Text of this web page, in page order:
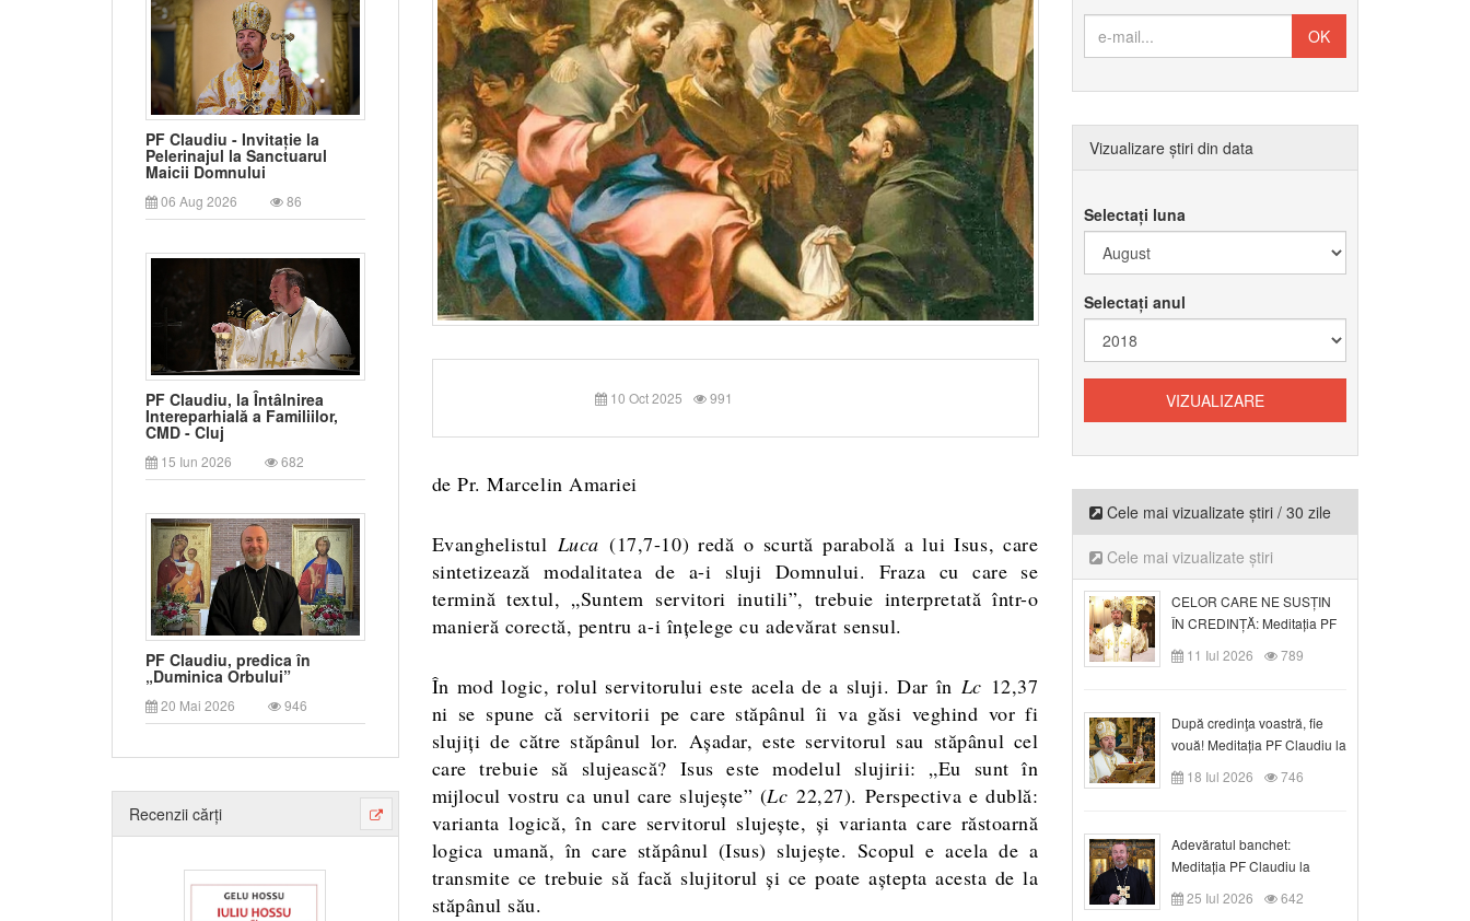
PF Claudiu - Invitație la
Pelerinajul la Sanctuarul
Maicii Domnului
06 Aug 2026 86
PF Claudiu, la Întâlnirea
Intereparhială a Familiilor,
CMD - Cluj
15 Iun 2026 682
PF Claudiu, predica în
„Duminica Orbului”
20 Mai 2026 946
Recenzii cărți
10 Oct 2025 991
de Pr. Marcelin Amariei
Evanghelistul Luca (17,7-10) redă o scurtă parabolă a lui Isus, care
sintetizează modalitatea de a-i sluji Domnului. Fraza cu care se
termină textul, „Suntem servitori inutili”, trebuie interpretată într-o
manieră corectă, pentru a-i înțelege cu adevărat sensul.
În mod logic, rolul servitorului este acela de a sluji. Dar în Lc 12,37
ni se spune că servitorii pe care stăpânul îi va găsi veghind vor fi
slujiți de către stăpânul lor. Așadar, este servitorul sau stăpânul cel
care trebuie să slujească? Isus este modelul slujirii: „Eu sunt în
mijlocul vostru ca unul care slujește” (Lc 22,27). Perspectiva e dublă:
varianta logică, în care servitorul slujește, și varianta care răstoarnă
logica umană, în care stăpânul (Isus) slujește. Scopul e acela de a
transmite ce trebuie să facă slujitorul și ce poate aștepta acesta de la
stăpânul său.
Vizualizare știri din data
Selectați luna
Selectați anul
Cele mai vizualizate știri / 30 zile
Cele mai vizualizate știri
CELOR CARE NE SUSȚIN
ÎN CREDINȚĂ: Meditația PF
Claudiu la Duminica a VI-a
după Rusalii
11 Iul 2026 789
După credinţa voastră, fie
vouă! Meditația PF Claudiu la
duminica a VII-a după Rusalii
18 Iul 2026 746
Adevăratul banchet:
Meditația PF Claudiu la
Duminica a VIII-a după
Rusalii
25 Iul 2026 642